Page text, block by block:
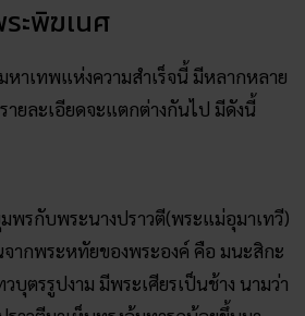
ะพิฆเนศ
หาเทพแห่งความสำเร็จนี้ มีหลากหลาย
ยละเอียดจะแตกต่างกันไป มีดังนี้
พรกับพระนางปราวตี(พระแม่อุมาเทวี)
จากพระหทัยของพระองค์ คือ มนะสิกะ
บุตรรูปงาม มีพระเศียรเป็นช้าง นามว่า